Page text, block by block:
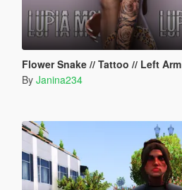
Flower Snake // Tattoo // Left Arm
By Janina234